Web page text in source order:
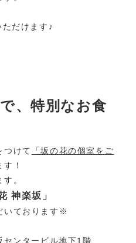
だけます♪
、特別なお食
つけて
「坂の花の個室をご
！
。
神楽坂」
いております※
ンタービル地下1階